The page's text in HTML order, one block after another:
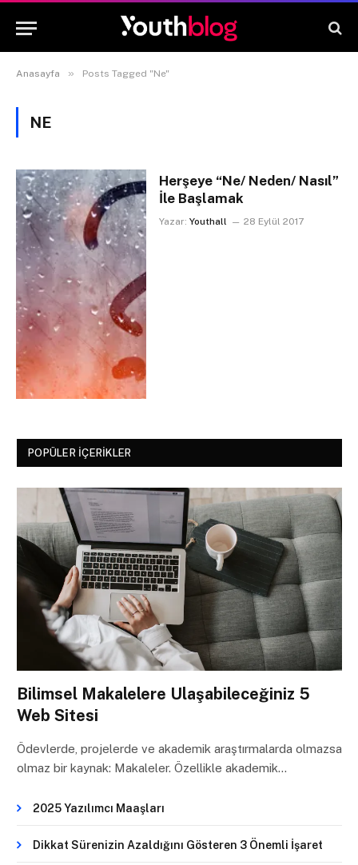
Anasayfa » Posts Tagged "Ne"
NE
Herşeye “Ne/ Neden/ Nasıl”
İle Başlamak
Yazar: Youthall 28 Eylül 2017
POPÜLER İÇERIKLER
Bilimsel Makalelere Ulaşabileceğiniz 5
Web Sitesi
Ödevlerde, projelerde ve akademik araştırmalarda olmazsa
olmaz bir kaynak: Makaleler. Özellikle akademik…
2025 Yazılımcı Maaşları
Dikkat Sürenizin Azaldığını Gösteren 3 Önemli İşaret